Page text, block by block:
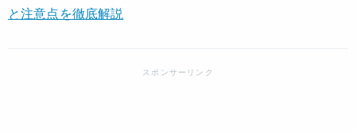
と注意点を徹底解説